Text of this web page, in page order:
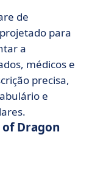
de
para
a
médicos e
precisa,
e
Dragon